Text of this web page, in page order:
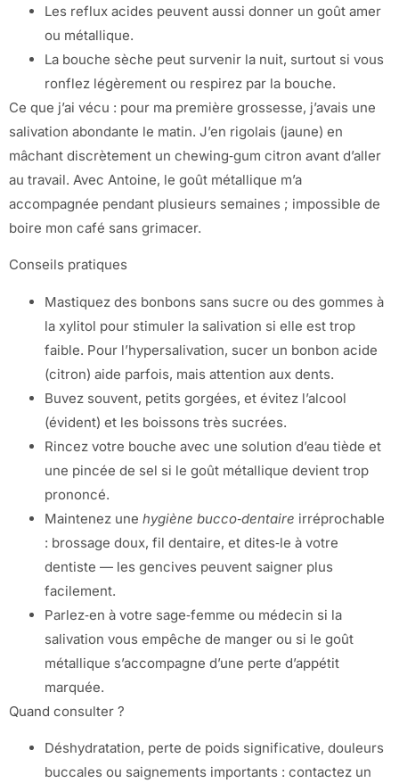
Les reflux acides peuvent aussi donner un goût amer
ou métallique.
La bouche sèche peut survenir la nuit, surtout si vous
ronflez légèrement ou respirez par la bouche.
Ce que j’ai vécu : pour ma première grossesse, j’avais une
salivation abondante le matin. J’en rigolais (jaune) en
mâchant discrètement un chewing‑gum citron avant d’aller
au travail. Avec Antoine, le goût métallique m’a
accompagnée pendant plusieurs semaines ; impossible de
boire mon café sans grimacer.
Conseils pratiques
Mastiquez des bonbons sans sucre ou des gommes à
la xylitol pour stimuler la salivation si elle est trop
faible. Pour l’hypersalivation, sucer un bonbon acide
(citron) aide parfois, mais attention aux dents.
Buvez souvent, petits gorgées, et évitez l’alcool
(évident) et les boissons très sucrées.
Rincez votre bouche avec une solution d’eau tiède et
une pincée de sel si le goût métallique devient trop
prononcé.
Maintenez une hygiène bucco‑dentaire irréprochable
: brossage doux, fil dentaire, et dites‑le à votre
dentiste — les gencives peuvent saigner plus
facilement.
Parlez‑en à votre sage‑femme ou médecin si la
salivation vous empêche de manger ou si le goût
métallique s’accompagne d’une perte d’appétit
marquée.
Quand consulter ?
Déshydratation, perte de poids significative, douleurs
buccales ou saignements importants : contactez un